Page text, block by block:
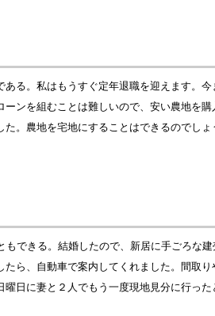
る。私はもうすぐ定年退職を迎えます。今
ンを組むことは難しいので、安い農地を購
。農地を宅地にすることはできるのでし
できる。結婚したので、新居に手ごろな
ら、自動車で案内してくれました。間取
日に妻と２人でもう一度現地見分に行っ